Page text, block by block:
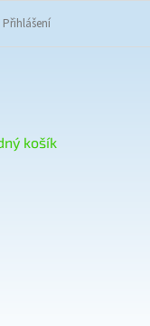
PODMÍNKY OCHRANY
Přihlášení
košík